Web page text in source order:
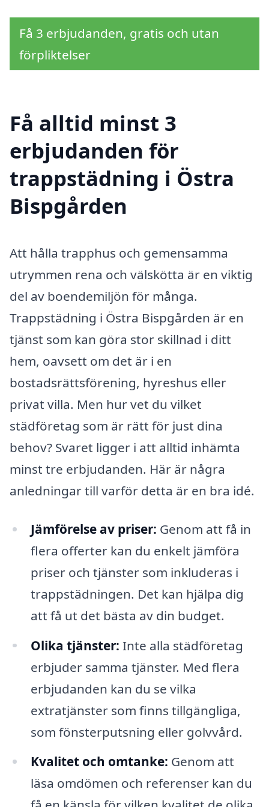
Få 3 erbjudanden, gratis och utan
förpliktelser
Få alltid minst 3
erbjudanden för
trappstädning i Östra
Bispgården
Att hålla trapphus och gemensamma
utrymmen rena och välskötta är en viktig
del av boendemiljön för många.
Trappstädning i Östra Bispgården är en
tjänst som kan göra stor skillnad i ditt
hem, oavsett om det är i en
bostadsrättsförening, hyreshus eller
privat villa. Men hur vet du vilket
städföretag som är rätt för just dina
behov? Svaret ligger i att alltid inhämta
minst tre erbjudanden. Här är några
anledningar till varför detta är en bra idé.
Jämförelse av priser: Genom att få in
flera offerter kan du enkelt jämföra
priser och tjänster som inkluderas i
trappstädningen. Det kan hjälpa dig
att få ut det bästa av din budget.
Olika tjänster: Inte alla städföretag
erbjuder samma tjänster. Med flera
erbjudanden kan du se vilka
extratjänster som finns tillgängliga,
som fönsterputsning eller golvvård.
Kvalitet och omtanke: Genom att
läsa omdömen och referenser kan du